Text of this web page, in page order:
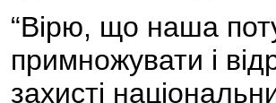
“Вірю, що наша
примножувати і
захисті